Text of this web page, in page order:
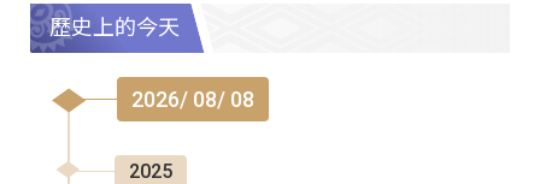
歷史上的今天
2026/ 08/ 08
2025